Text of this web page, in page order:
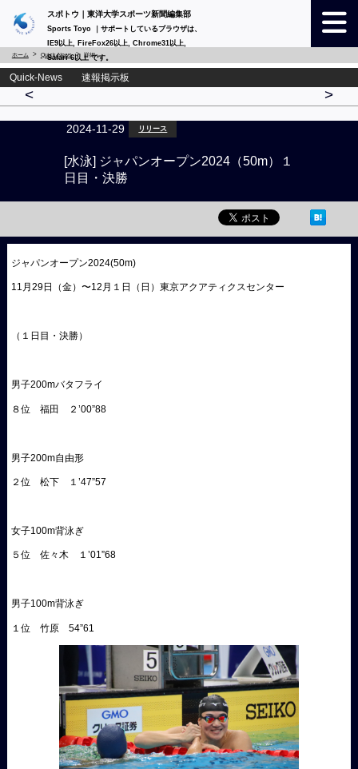
スポトウ｜東洋大学スポーツ新聞編集部
Sports Toyo ｜サポートしているブラウザは、
IE9以上, FireFox26以上, Chrome31以上,
Safari 6以上 です。
ホーム Quick-News 詳細
Quick-News 速報掲示板
< >
2024-11-29 リリース
[水泳] ジャパンオープン2024（50m）１
日目・決勝
ジャパンオープン2024(50m)
11月29日（金）〜12月１日（日）東京アクアティクスセンター
（１日目・決勝）
男子200mバタフライ
８位 福田 ２’00”88
男子200m自由形
２位 松下 １’47”57
女子100m背泳ぎ
５位 佐々木 １’01”68
男子100m背泳ぎ
１位 竹原 54”61